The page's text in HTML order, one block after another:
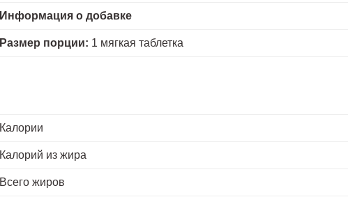
Информация о добавке
Размер порции: 1 мягкая таблетка
Калории
Калорий из жира
Всего жиров